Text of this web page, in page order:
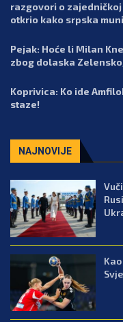
razgovori o
otkrio kako srpska
Pejak: Hoće li Milan
zbog dolaska
Koprivica: Ko ide
staze!
NAJNOVIJE